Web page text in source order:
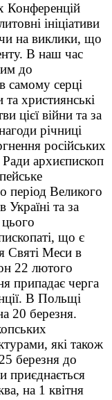
Конференцій
ініціативи
на виклики, що
В наш час
до
самому серці
християнські
цієї війни та за
річниці
російських
Ради архиєпископ
період Великого
Україні та за
що є
Святі Меси в
22 лютого
припадає черга
В Польщі
20 березня.
які також
березня до
приєднається
на 1 квітня